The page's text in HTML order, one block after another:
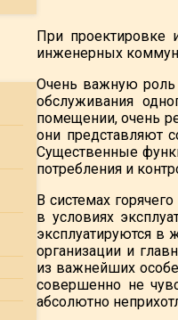
При проектировке
инженерных
Очень важную роль
обслуживания
помещении, очень
они представляют
Существенные
потребления и
В системах
в условиях
эксплуатируются
организации и
из важнейших
совершенно не
абсолютно